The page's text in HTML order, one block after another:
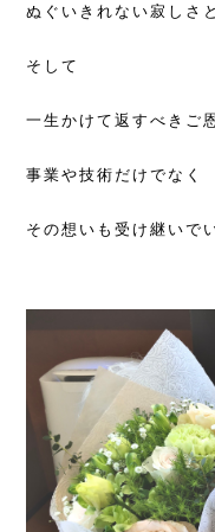
ぬぐいきれない寂しさと
そして
一生かけて返すべきご
事業や技術だけでなく
その想いも受け継いで